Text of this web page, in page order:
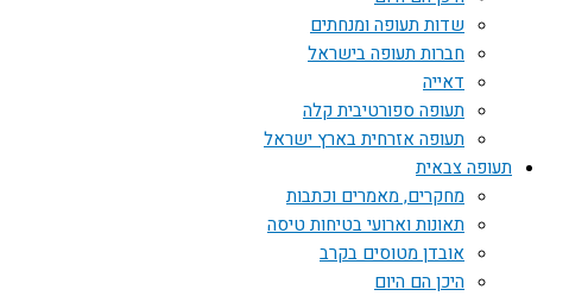
שדות תעופה ומנחתים
חברות תעופה בישראל
דאייה
תעופה ספורטיבית קלה
תעופה אזרחית בארץ ישראל
תעופה צבאית
מחקרים, מאמרים וכתבות
תאונות וארועי בטיחות טיסה
אובדן מטוסים בקרב
היכן הם היום